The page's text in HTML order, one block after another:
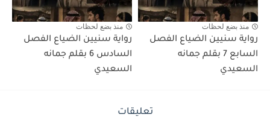
منذ بضع لحظات
رواية سنيين الضياع الفصل
السابع 7 بقلم جمانه
السعيدي
منذ بضع لحظات
رواية سنيين الضياع الفصل
السادس 6 بقلم جمانه
السعيدي
تعليقات